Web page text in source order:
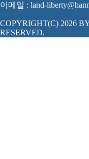
이메일 : land-
COPYRIGHT(C) 2026
RESERVED.